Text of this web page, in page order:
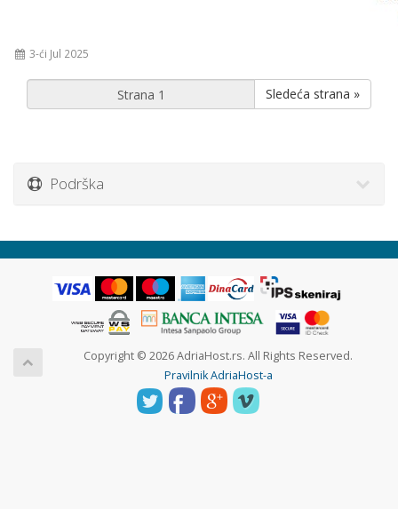
3-ći Jul 2025
Sledeća strana »
Podrška
Copyright © 2026 AdriaHost.rs. All Rights Reserved.
Pravilnik AdriaHost-a